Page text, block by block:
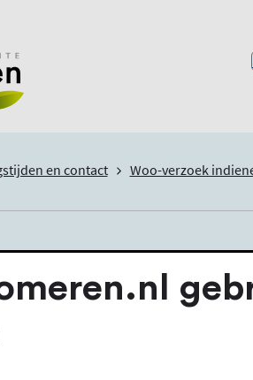
en contact Woo-verzoek